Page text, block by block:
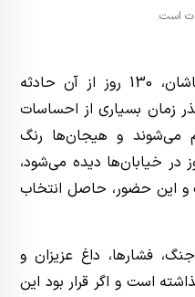
است.
از کاشان، 130 روز از آن حادثه
زمان بسیاری از احساسات
می‌شوند و هیجان‌ها رنگ
اما آنچه پس از 130 روز در خیابان‌ها دیده می‌شود،
این حضور، حاصل انتخاب
فشارها، داغ عزیزان و
است و اگر قرار بود این